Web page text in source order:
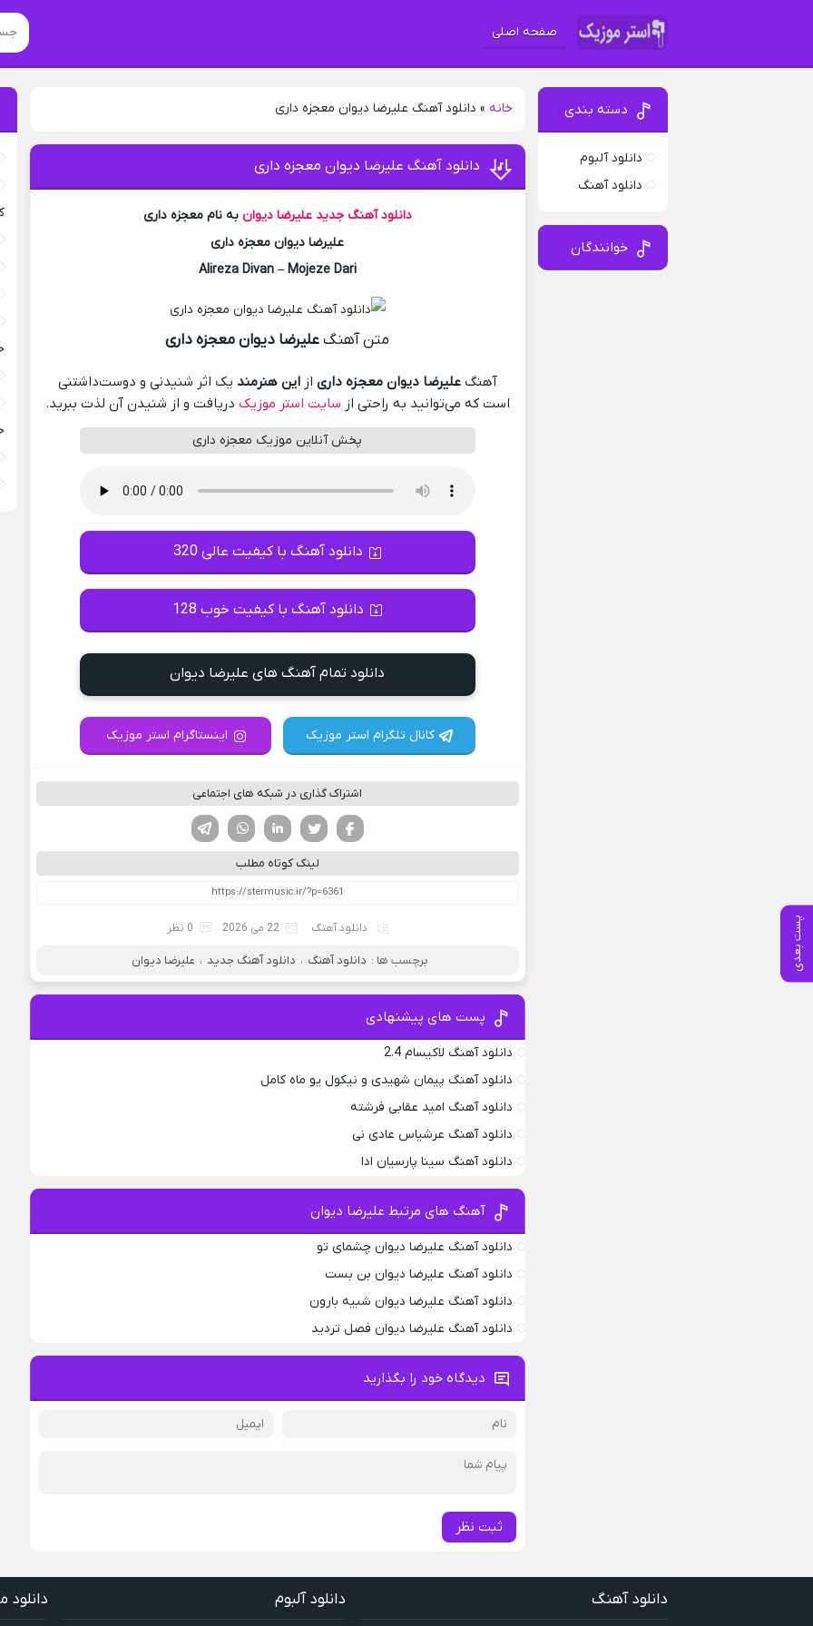
صفحه اصلی
خانه » دانلود آهنگ علیرضا دیوان معجزه داری
پست بعدی
دانلود آهنگ علیرضا دیوان معجزه داری
دانلود آهنگ جدید علیرضا دیوان به نام معجزه داری
علیرضا دیوان معجزه داری
Alireza Divan – Mojeze Dari
متن آهنگعلیرضا دیوان معجزه داری
آهنگعلیرضا دیوان معجزه داری ازاین هنرمند یک اثر شنیدنی و دوست‌داشتنی
است که می‌توانید به راحتی از سایت استر موزیک دریافت و از شنیدن آن لذت ببرید.
پخش آنلاین موزیک معجزه داری
دانلود آهنگ با کیفیت عالی 320
دانلود آهنگ با کیفیت خوب 128
دانلود تمام آهنگ های علیرضا دیوان
کانال تلگرام استر موزیک اینستاگرام استر موزیک
اشتراک گذاری در شبکه های اجتماعی
لینکدین تویتر
فیسوک
لینک کوتاه مطلب
دانلود آهنگ 22 می 2026 0 نظر
برچسب ها : دانلود آهنگ ، دانلود آهنگ جدید ، علیرضا دیوان
پست های پیشنهادی
دانلود آهنگ لاکیسام 2.4
دانلود آهنگ پیمان شهیدی و نیکول یو ماه کامل
دانلود آهنگ امید عقابی فرشته
دانلود آهنگ عرشیاس عادی نی
دانلود آهنگ سینا پارسیان ادا
آهنگ های مرتبط علیرضا دیوان
دانلود آهنگ علیرضا دیوان چشمای تو
دانلود آهنگ علیرضا دیوان بن بست
دانلود آهنگ علیرضا دیوان شبیه بارون
دانلود آهنگ علیرضا دیوان فصل تردید
دیدگاه خود را بگذارید
ثبت نظر
دسته بندی
دانلود آلبوم
دانلود آهنگ
خوانندگان
دانلود آهنگ دانلود آلبوم دانلود